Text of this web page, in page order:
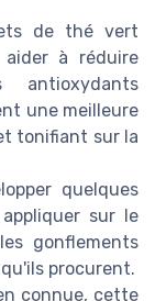
de thé vert
à réduire
antioxydants
une meilleure
tonifiant sur la
quelques
sur le
gonflements
procurent.
connue, cette